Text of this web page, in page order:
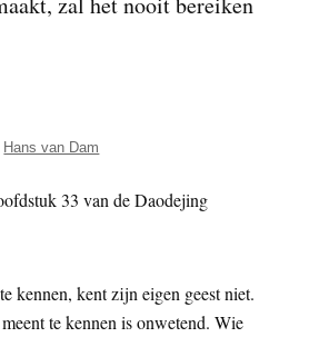
Hans van Dam
33 van de Daodejing
kennen, kent zijn eigen geest niet.
te kennen is onwetend. Wie